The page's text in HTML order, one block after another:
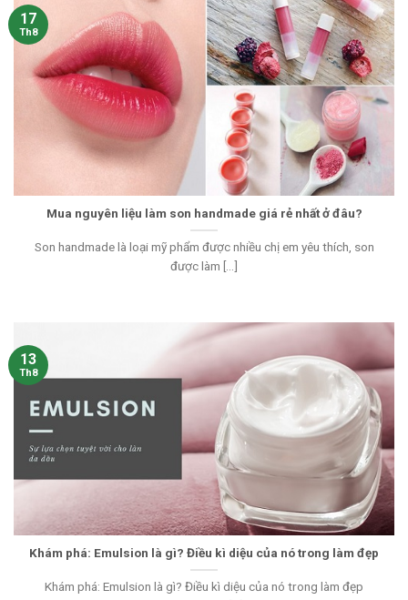
Mua nguyên liệu làm son handmade giá rẻ nhất ở đâu?
Son handmade là loại mỹ phẩm được nhiều chị em yêu thích, son
được làm [...]
17
Th8
Khám phá: Emulsion là gì? Điều kì diệu của nó trong làm đẹp
Khám phá: Emulsion là gì? Điều kì diệu của nó trong làm đẹp
13
Th8